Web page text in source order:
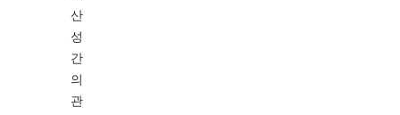
산
성
간
의
관